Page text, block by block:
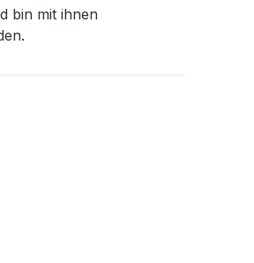
bin mit ihnen